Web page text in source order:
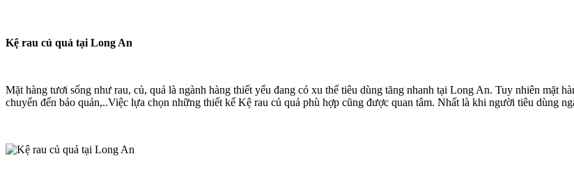
Kệ rau củ quả tại Long An
Mặt hàng tươi sống như rau, củ, quả là ngành hàng thiết yếu đang có xu thế tiêu dùng tăng nhanh tại Long An. Tuy nhiên mặt
chuyển đến bảo quản,..Việc lựa chọn những thiết kế Kệ rau củ quả phù hợp cũng được quan tâm. Nhất là khi người tiêu dùng